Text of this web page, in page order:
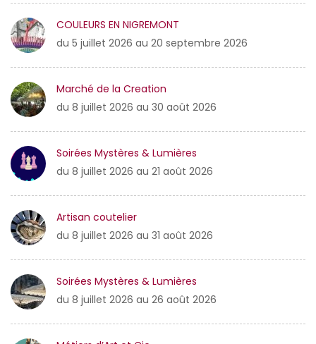
COULEURS EN NIGREMONT
du 5 juillet 2026 au 20 septembre 2026
Marché de la Creation
du 8 juillet 2026 au 30 août 2026
Soirées Mystères & Lumières
du 8 juillet 2026 au 21 août 2026
Artisan coutelier
du 8 juillet 2026 au 31 août 2026
Soirées Mystères & Lumières
du 8 juillet 2026 au 26 août 2026